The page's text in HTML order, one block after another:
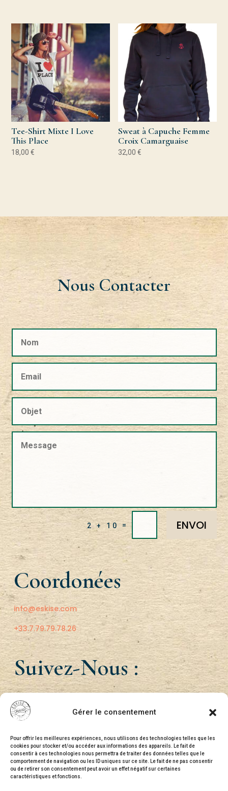
Gérer le consentement
Pour offrir les meilleures expériences, nous utilisons des technologies telles que les
cookies pour stocker et/ou accéder aux informations des appareils. Le fait de
consentir à ces technologies nous permettra de traiter des données telles que le
comportement de navigation ou les ID uniques sur ce site. Le fait de ne pas consentir
ou de retirer son consentement peut avoir un effet négatif sur certaines
caractéristiques et fonctions.
Tee-Shirt Mixte I Love
This Place
18,00€
Sweat à Capuche Femme
Croix Camarguaise
32,00€
Nous Contacter
2 + 10 = ENVOI
Coordonées
info@eskise.com
+33.7.79.79.78.26
Suivez-Nous :